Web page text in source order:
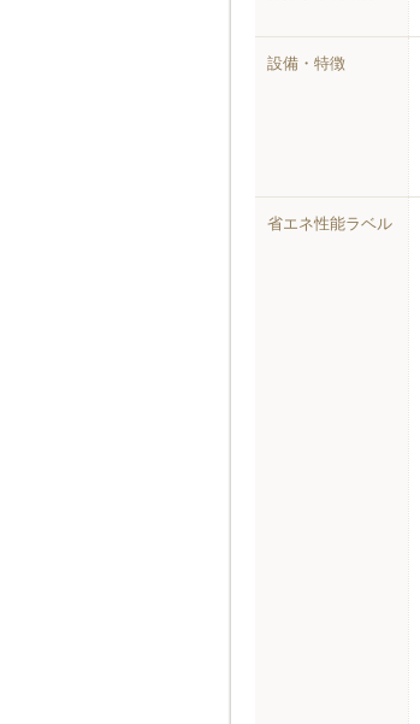
設備・特徴
省エネ性能ラベル